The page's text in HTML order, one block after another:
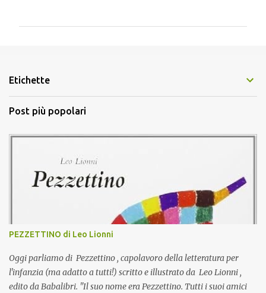
Etichette
Post più popolari
PEZZETTINO di Leo Lionni
Oggi parliamo di Pezzettino , capolavoro della letteratura per
l'infanzia (ma adatto a tutti!) scritto e illustrato da Leo Lionni ,
edito da Babalibri. "Il suo nome era Pezzettino. Tutti i suoi amici